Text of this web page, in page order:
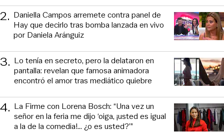
2. Daniella Campos arremete contra panel de
Hay que decirlo tras bomba lanzada en vivo
por Daniela Aránguiz
3. Lo tenía en secreto, pero la delataron en
pantalla: revelan que famosa animadora
encontró el amor tras mediático quiebre
4. La Firme con Lorena Bosch: “Una vez un
señor en la feria me dijo ‘oiga, ¡usted es igual
a la de la comedia!... ¿o es usted?’”